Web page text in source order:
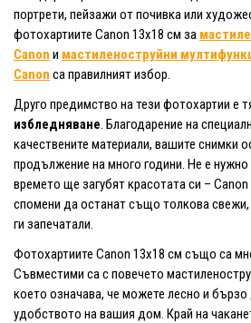
портрети, пейзажи от почивка или
фотохартиите Canon 13x18 см за
Canon и мастиленоструйни
Canon са правилният избор.
Друго предимство на тези фотохартии е
избледняване. Благодарение на
качествените материали, вашите снимки
продължение на много години. Не е нужно
времето ще загубят красотата си –
спомени да останат също толкова свежи,
ги запечатали.
Фотохартиите Canon 13x18 см също са
Съвместими са с повечето
което означава, че можете лесно и
удобството на вашия дом. Край на